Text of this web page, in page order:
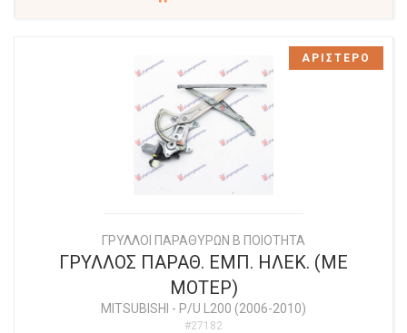
ΓΡΥΛΛΟΙ ΠΑΡΑΘΥΡΩΝ Β ΠΟΙΟΤΗΤΑ
ΓΡΥΛΛΟΣ ΠΑΡΑΘ. ΕΜΠ. ΗΛΕΚ. (ΜΕ
ΜΟΤΕΡ)
MITSUBISHI - P/U L200 (2006-2010)
#27182
ΑΡΙΣΤΕΡΟ